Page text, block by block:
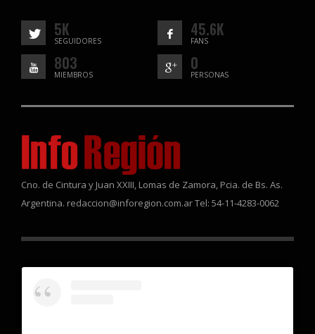
5K
SEGUIDORES
45.6K
FANS
803
MIEMBROS
0
PERSONAS
Cno. de Cintura y Juan XXIII, Lomas de Zamora, Pcia. de Bs. As.
Argentina. redaccion@inforegion.com.ar Tel: 54-11-4283-0062